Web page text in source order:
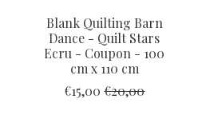
Blank Quilting Barn
Dance - Quilt Stars
Ecru - Coupon - 100
cm x 110 cm
€15,00 €20,00